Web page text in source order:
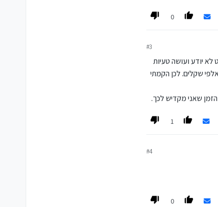
0
#3
יודע ועושה טעיות
שקלים. לכן הקמתי
1
#4
0